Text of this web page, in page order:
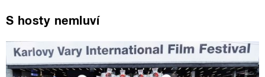
S hosty nemluví